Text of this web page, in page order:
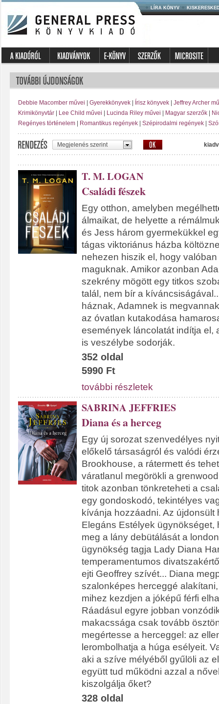
LÍRA KÖNYV
Debbie Macomber művei Gyerekkönyvek Írisz könyvek
Jeffrey Archer
Krimikönyvtár
Lee Child művei Lucinda Riley művei Magyar szerzők
Regényes történelem
Romantikus regények Szépirodalmi regények
Megjelenés szerint
T. M. LOGAN
Családi fészek
Egy otthon, amelyben
álmaikat, de helyette a
és Jess három gyermekükkel
tágas viktoriánus házba
nehezen hiszik el, hogy
maguknak. Amikor azonban
szekrény mögött egy titkos
talál, nem bír a
háznak, Adamnek is
az óvatlan kutakodása
események láncolatát indítja el,
is veszélybe sodorják.
352 oldal
5990 Ft
további részletek
SABRINA JEFFRIES
Diana és a herceg
Egy új sorozat szenvedélyes
előkelő társaságról és valódi
Brookhouse, a rátermett és
váratlanul megörökli a
titok azonban tönkreteheti a
egy gondoskodó, tekintélyes
kívánja hozzáadni. Az újdonsült
Elegáns Estélyek ügynökséget,
meg a lány debütálását a
ügynökség tagja Lady Diana
temperamentumos
ejti Geoffrey szívét... Diana
szalonképes herceggé
mihez kezdjen a jóképű férfi
Ráadásul egyre jobban
makacssága csak tovább
megértesse a herceggel: az
lerombolhatja a húga esélyeit.
aki a szíve mélyéből gyűlöli az
együtt tud működni azzal a
kiszolgálja őket?
328 oldal